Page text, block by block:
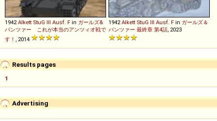
1942 Alkett StuG III Ausf F in ガールズ&
パンツァー これが本当のアンツィオ戦で
す！
, 2014
1942 Alkett StuG III Ausf F in ガールズ＆
パンツァー 最終章 第4話 , 2023
Results pages
1
Advertising